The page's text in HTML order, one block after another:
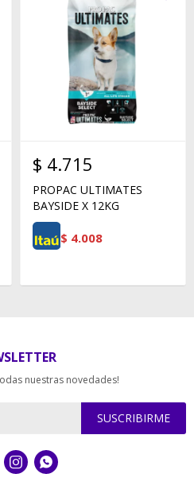
$ 4.715
PROPAC ULTIMATES
BAYSIDE X 12KG
$ 4.008
nuestras novedades!
SUSCRIBIRME
 